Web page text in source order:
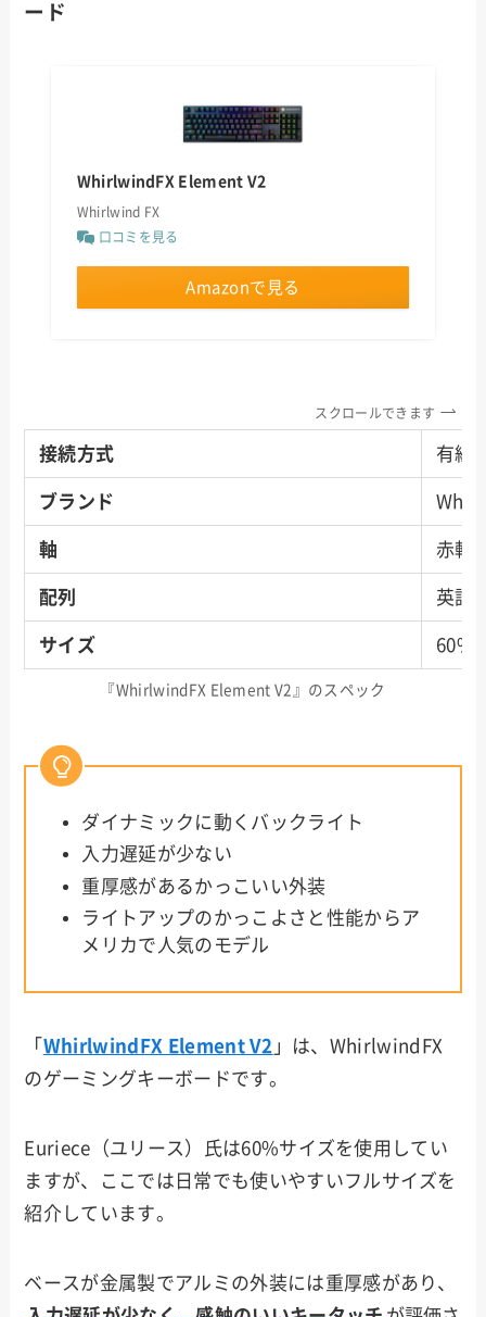
ード
WhirlwindFX Element V2
Whirlwind FX
口コミを見る
Amazonで見る
スクロールできます
接続方式 有線
ブランド
軸 赤軸
配列 英語
サイズ 60%
『WhirlwindFX Element V2』のスペック
ダイナミックに動くバックライト
入力遅延が少ない
重厚感があるかっこいい外装
ライトアップのかっこよさと性能からア
メリカで人気のモデル
「 WhirlwindFX Element V2 」は、WhirlwindFX
のゲーミングキーボードです。
Euriece（ユリース）氏は60%サイズを使用してい
ますが、ここでは日常でも使いやすいフルサイズを
紹介しています。
ベースが金属製でアルミの外装には重厚感があり、